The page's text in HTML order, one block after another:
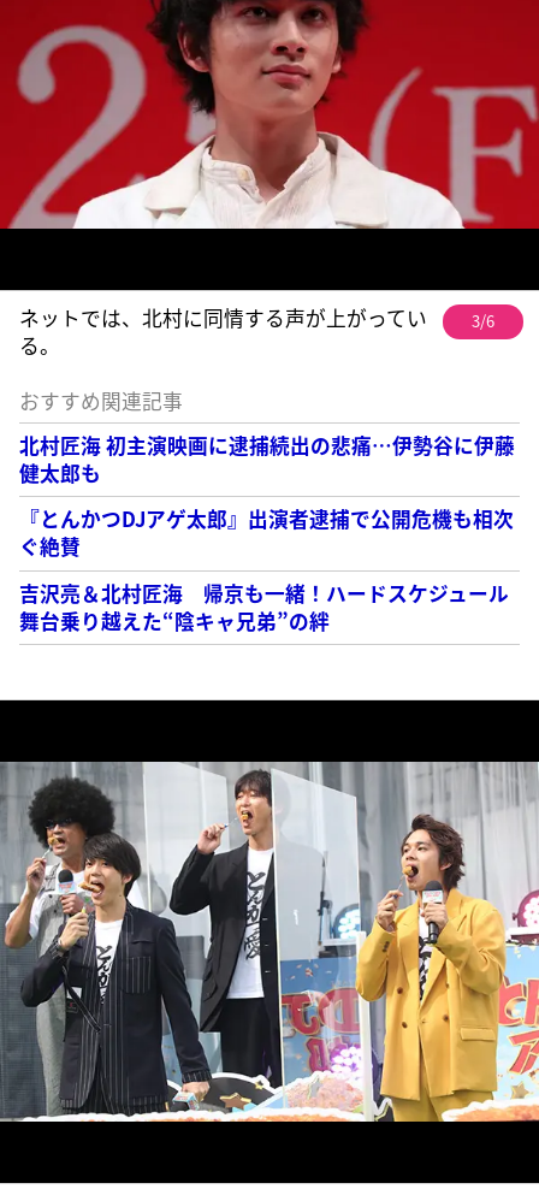
ネットでは、北村に同情する声が上がってい
る。
3/6
おすすめ関連記事
北村匠海 初主演映画に逮捕続出の悲痛…伊勢谷に伊藤
健太郎も
『とんかつDJアゲ太郎』出演者逮捕で公開危機も相次
ぐ絶賛
吉沢亮＆北村匠海 帰京も一緒！ハードスケジュール
舞台乗り越えた“陰キャ兄弟”の絆